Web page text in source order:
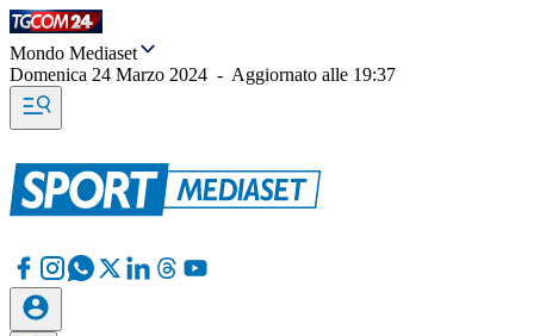
Mondo Mediaset
Domenica 24 Marzo 2024 - Aggiornato alle 19:37